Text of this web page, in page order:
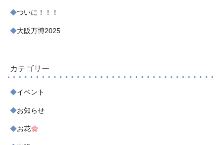
ついに！！！
大阪万博2025
カテゴリー
イベント
お知らせ
お花